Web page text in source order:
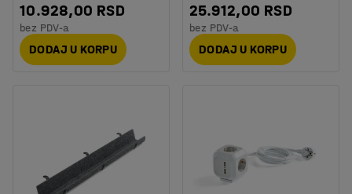
10.928,00 RSD
bez PDV-a
DODAJ U KORPU
25.912,00 RSD
bez PDV-a
DODAJ U KORPU